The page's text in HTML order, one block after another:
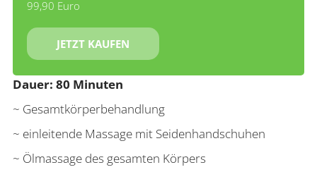
99,90 Euro
JETZT KAUFEN
Dauer: 80 Minuten
~ Gesamtkörperbehandlung
~ einleitende Massage mit Seidenhandschuhen
~ Ölmassage des gesamten Körpers